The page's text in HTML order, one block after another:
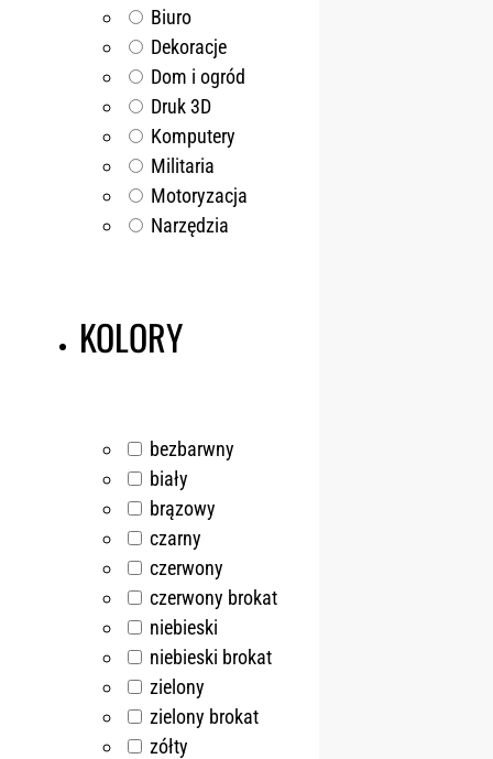
Biuro
Dekoracje
Dom i ogród
Druk 3D
Komputery
Militaria
Motoryzacja
Narzędzia
KOLORY
bezbarwny
biały
brązowy
czarny
czerwony
czerwony brokat
niebieski
niebieski brokat
zielony
zielony brokat
zółty